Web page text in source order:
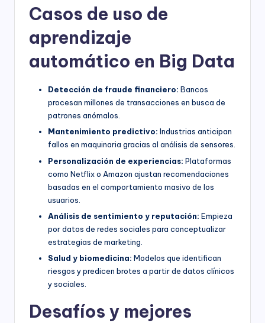
Casos de uso de
aprendizaje
automático en Big Data
Detección de fraude financiero: Bancos
procesan millones de transacciones en busca de
patrones anómalos.
Mantenimiento predictivo: Industrias anticipan
fallos en maquinaria gracias al análisis de sensores.
Personalización de experiencias: Plataformas
como Netflix o Amazon ajustan recomendaciones
basadas en el comportamiento masivo de los
usuarios.
Análisis de sentimiento y reputación: Empieza
por datos de redes sociales para conceptualizar
estrategias de marketing.
Salud y biomedicina: Modelos que identifican
riesgos y predicen brotes a partir de datos clínicos
y sociales.
Desafíos y mejores